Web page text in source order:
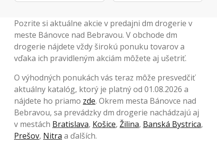
Pozrite si aktuálne akcie v predajni dm drogerie v
meste Bánovce nad Bebravou. V obchode dm
drogerie nájdete vždy širokú ponuku tovarov a
vďaka ich pravidleným akciám môžete aj ušetriť.
O výhodných ponukách vás teraz môže presvedčiť
aktuálny katalóg, ktorý je platný od 01.08.2026 a
nájdete ho priamo zde. Okrem mesta Bánovce nad
Bebravou, sa prevádzky dm drogerie nachádzajú aj
v mestách Bratislava, Košice, Žilina, Banská Bystrica,
Prešov, Nitra a ďalších.